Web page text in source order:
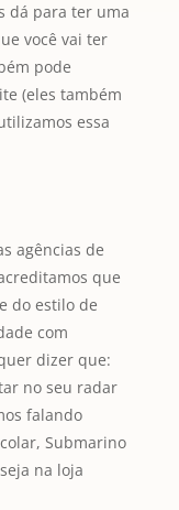
dá para ter uma
você vai ter
pode
(eles também
essa
agências de
que
do estilo de
com
dizer que:
no seu radar
falando
Submarino
na loja